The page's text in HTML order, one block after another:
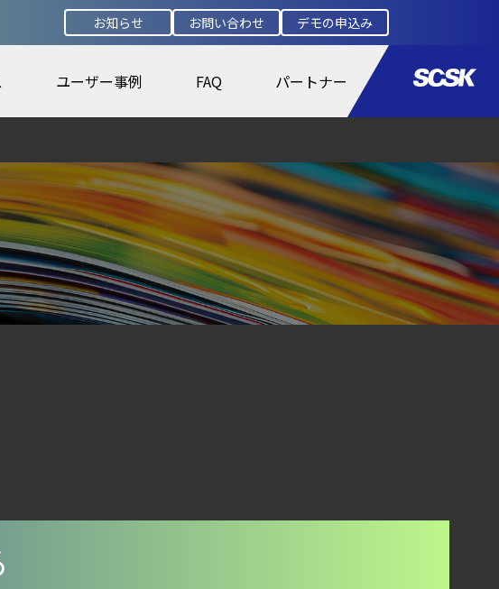
お知らせ お問い合わせ デモの申込み
ユーザー事例 FAQ パートナー
隔離検証 ―
キュリティ基盤
隔離検証 ―